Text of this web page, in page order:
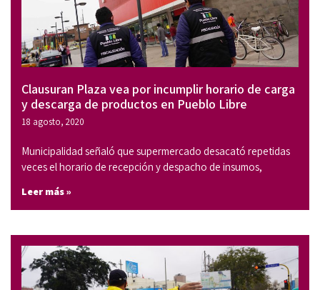
Clausuran Plaza vea por incumplir horario de carga
y descarga de productos en Pueblo Libre
18 agosto, 2020
Municipalidad señaló que supermercado desacató repetidas
veces el horario de recepción y despacho de insumos,
Leer más »